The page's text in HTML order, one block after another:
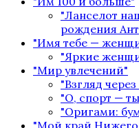
"Ланселот
рождения
"Имя тебе —
"Яркие
"Мир увлечений"
"Взгляд
"О, спорт —
"Оригами: